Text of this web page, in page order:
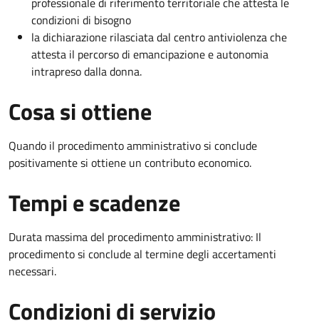
condizioni di bisogno
la dichiarazione rilasciata dal centro antiviolenza che
attesta il percorso di emancipazione e autonomia
intrapreso dalla donna.
Cosa si ottiene
Quando il procedimento amministrativo si conclude
positivamente si ottiene un contributo economico.
Tempi e scadenze
Durata massima del procedimento amministrativo: Il
procedimento si conclude al termine degli accertamenti
necessari.
Condizioni di servizio